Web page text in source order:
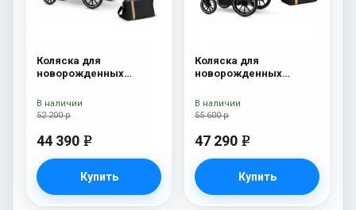
Коляска для
новорожденных
сумка Denim
52 200 р
44 390 e
Купить
В наличии
Коляска для
новорожденных
Sahara
55 600 р
47 290 e
Купить
В наличии